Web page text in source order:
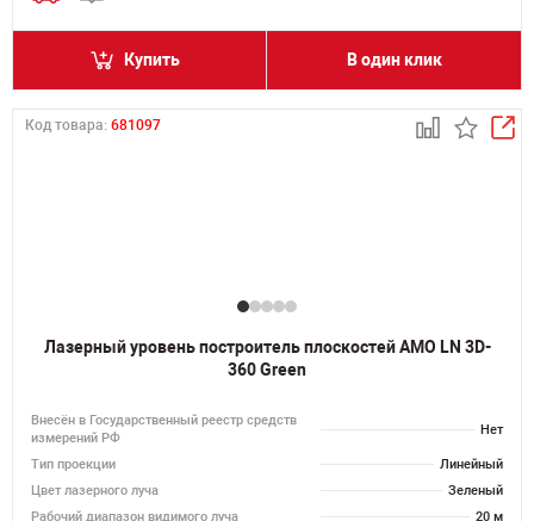
Купить В один клик
Код товара: 681097
Лазерный уровень построитель плоскостей AMO LN 3D-
360 Green
Внесён в Государственный реестр средств
измерений РФ
Нет
Тип проекции
Линейный
Цвет лазерного луча
Зеленый
Рабочий диапазон видимого луча
20 м